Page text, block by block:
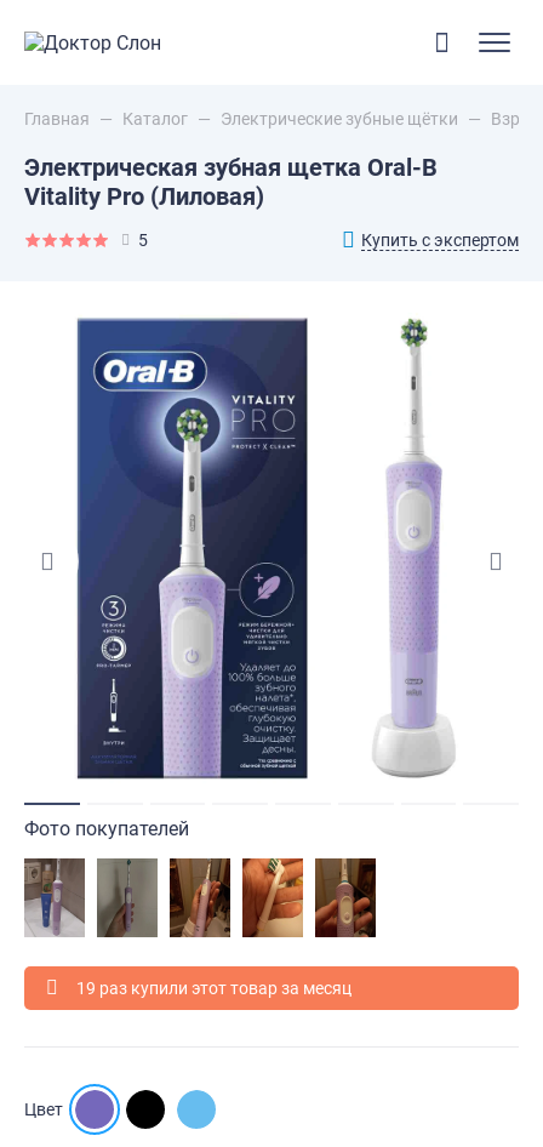
Главная — Каталог — Электрические зубные щётки —
Электрическая зубная щетка Oral-B
Vitality Pro (Лиловая)
5 Купить с экспертом
Фото покупателей
19 раз купили этот товар за месяц
Цвет